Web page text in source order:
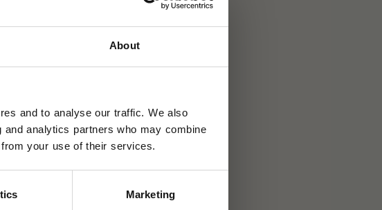
About
and to analyse our traffic. We also
analytics partners who may combine
your use of their services.
Marketing
399 kr
online